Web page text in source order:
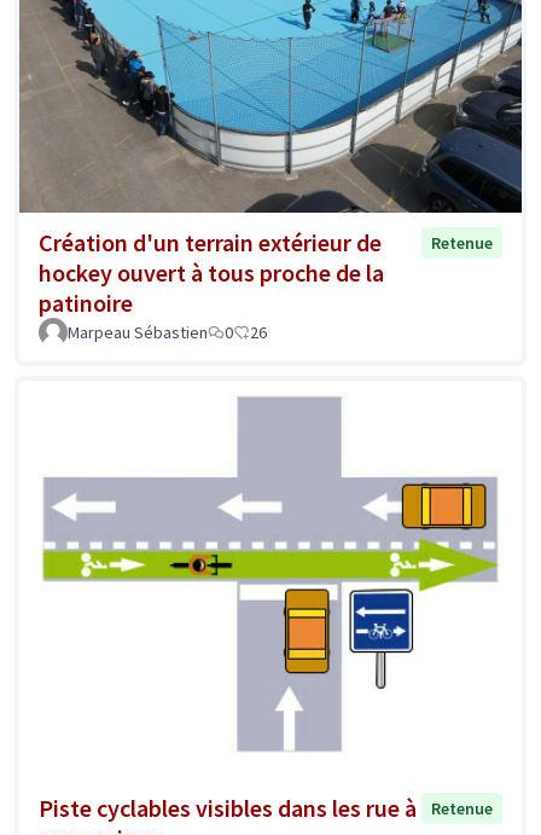
Création d'un terrain extérieur de
hockey ouvert à tous proche de la
patinoire
Retenue
Marpeau Sébastien 0 26
Piste cyclables visibles dans les rue à
Retenue